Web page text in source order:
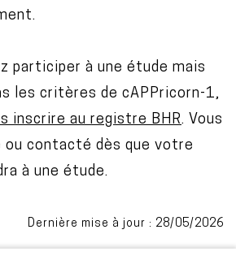
participer à une étude mais
les critères de cAPPricorn-1,
inscrire au registre BHR. Vous
contacté dès que votre
à une étude.
Dernière mise à jour : 28/05/2026